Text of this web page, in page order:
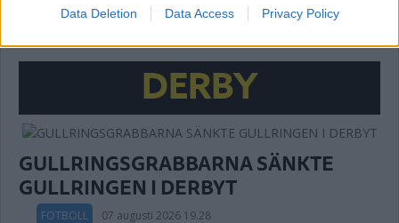
Data Deletion Data Access Privacy Policy
DERBY
GULLRINGSGRABBARNA SÄNKTE
GULLRINGEN I DERBYT
FOTBOLL 07 augusti 2026 19.28